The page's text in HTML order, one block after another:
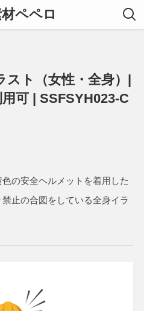
ペペロ
ト（女性・全身）|
可 | SSFSYH023-C
の安全ヘルメットを着用した
止の合図をしている全身イラ